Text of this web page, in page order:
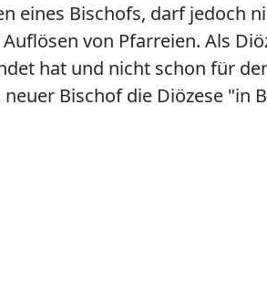
eines Bischofs, darf jedoch
von Pfarreien. Als
hat und nicht schon für
Bischof die Diözese "in